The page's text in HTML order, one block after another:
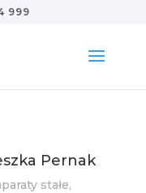
999
Pernak
stałe,